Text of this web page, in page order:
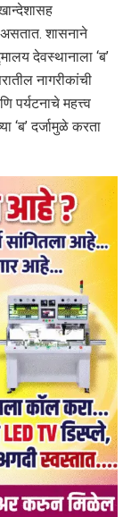
असतात. शासनाने
देवस्थानाला ‘ब’
नागरीकांची
पर्यटनाचे महत्त्व
‘ब’ दर्जामुळे करता